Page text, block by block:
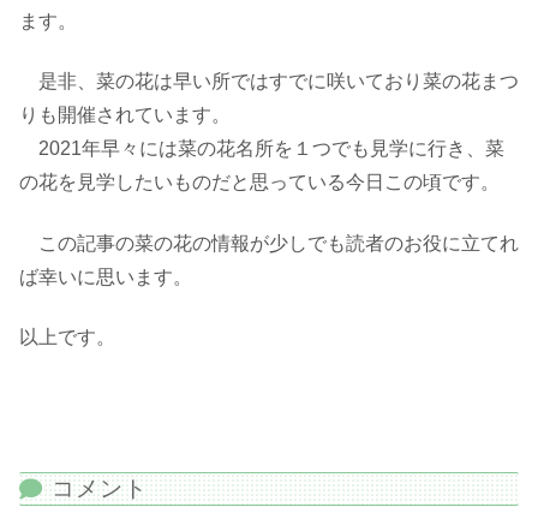
ます。
是非、菜の花は早い所ではすでに咲いており菜の花まつ
りも開催されています。
2021年早々には菜の花名所を１つでも見学に行き、菜
の花を見学したいものだと思っている今日この頃です。
この記事の菜の花の情報が少しでも読者のお役に立てれ
ば幸いに思います。
以上です。
コメント